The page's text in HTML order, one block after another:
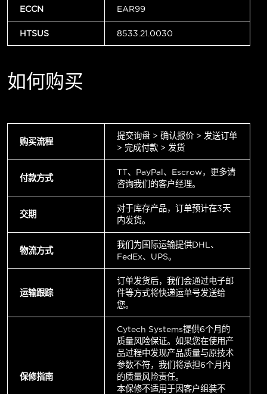
ECCN EAR99
HTSUS 8533.21.0030
如何购买
购买流程
提交询盘 > 确认报价 > 发送订单
> 完成付款 > 发货
付款方式
TT、PayPal、Escrow，更多请
咨询我们的客户经理。
交期
对于库存产品，订单预计在3天
内发货。
物流方式
我们为国际运输提供DHL、
FedEx、UPS。
运输跟踪
订单发货后，我们会通过电子邮
件等方式将快递运单号发送给
您。
保修指南
Cytech Systems提供6个月的
质量风险保证。如果您在使用产
品过程中发现产品质量与原技术
参数不符，我们将承担6个月内
的质量风险责任。
本保修不适用于因客户组装不